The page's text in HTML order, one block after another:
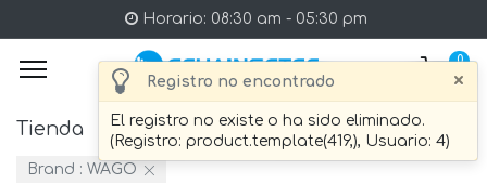
Registro no encontrado ×
El registro no existe o ha sido eliminado.
(Registro: product.template(419,), Usuario: 4)
Horario: 08:30 am - 05:30 pm
0
Tienda 26 artículo Encontrado.
Brand : WAGO